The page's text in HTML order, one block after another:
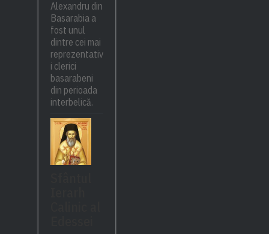
Alexandru din
Basarabia a
fost unul
dintre cei mai
reprezentativ
i clerici
basarabeni
din perioada
interbelică.